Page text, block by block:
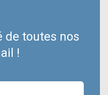
de toutes nos
!